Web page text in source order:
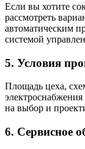
Если вы хотите
рассмотреть
автоматическим
системой
5. Условия
Площадь цеха,
на выбор и
6. Сервисное